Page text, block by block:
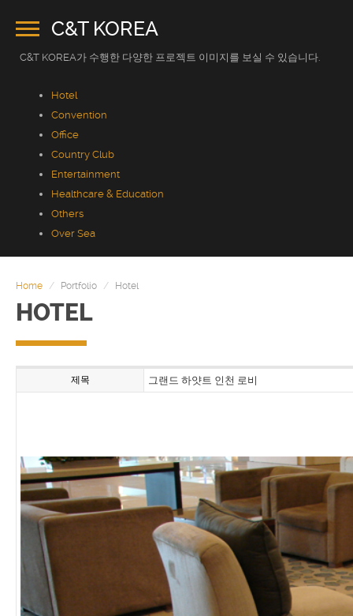
HOME
COMPANY
PORTFOLIO
IN STOCK
C&T KOREA
C&T KOREA가 수행한 다양한 프로젝트 이미지를 보실 수 있습니다.
Hotel
Convention
Office
Country Club
Entertainment
Healthcare & Education
Others
Over Sea
Home Portfolio Hotel
HOTEL
제목 그랜드 하얏트 인천 로비